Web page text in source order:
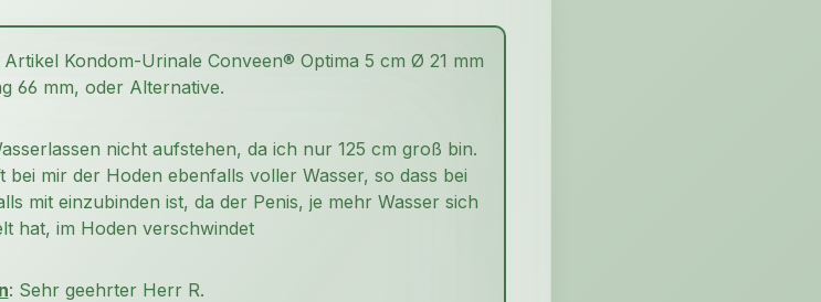
Kondom-Urinale Conveen® Optima 5 cm Ø 21 mm
66 mm, oder Alternative.
nicht aufstehen, da ich nur 125 cm groß bin.
bei mir der Hoden ebenfalls voller Wasser, so dass bei
mit einzubinden ist, da der Penis, je mehr Wasser sich
hat, im Hoden verschwindet
: Sehr geehrter Herr R.